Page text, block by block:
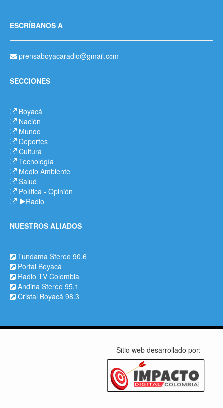
ESCRÍBANOS A
prensaboyacaradio@gmail.com
SECCIONES
Boyacá
Nación
Mundo
Deportes
Cultura
Tecnología
Medio Ambiente
Salud
Política - Opinión
Radio
NUESTROS ALIADOS
Tundama Stereo 90.6
Portal Boyacá
Radio TV Colombia
Andina Stereo 95.1
Cristal Boyacá 98.3
Sitio web desarrollado por: